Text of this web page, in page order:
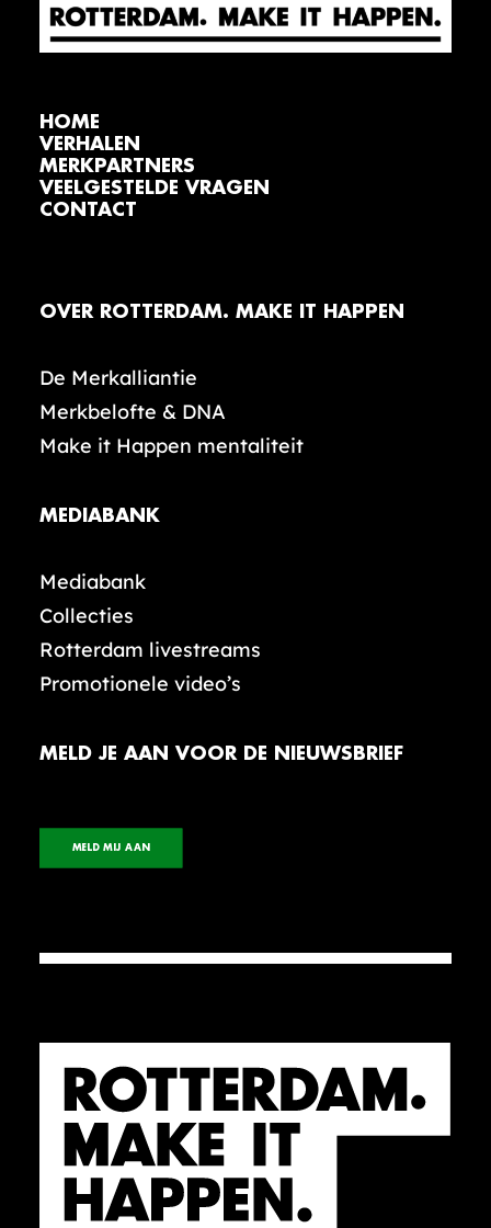
HOME
VERHALEN
MERKPARTNERS
VEELGESTELDE VRAGEN
CONTACT
OVER ROTTERDAM. MAKE IT HAPPEN
De Merkalliantie
Merkbelofte & DNA
Make it Happen mentaliteit
MEDIABANK
Mediabank
Collecties
Rotterdam livestreams
Promotionele video’s
MELD JE AAN VOOR DE NIEUWSBRIEF
MELD MIJ AAN